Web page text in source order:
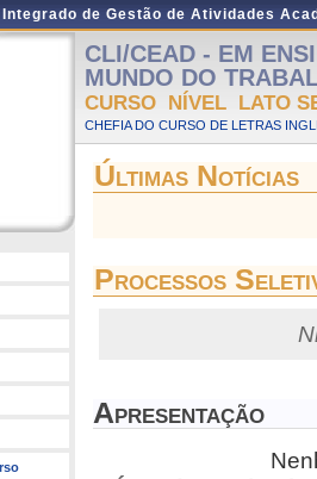
de Gestão de Atividades
CLI/CEAD - EM
MUNDO DO
CURSO NÍVEL LATO
CHEFIA DO CURSO DE LETRAS
Últimas Notícias
Processos
Apresentação